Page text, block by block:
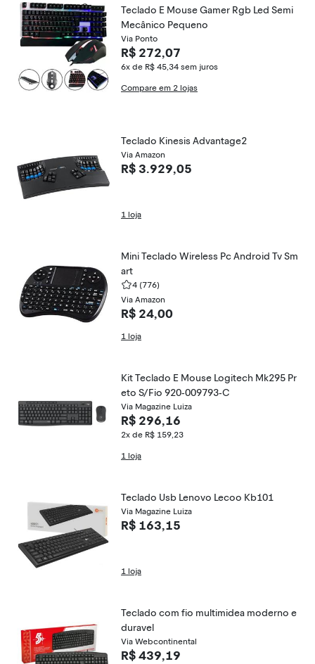
Teclado E Mouse Gamer Rgb Led Semi
Mecânico Pequeno
Via Ponto
R$ 272,07
6x de R$ 45,34 sem juros
Compare em 2 lojas
Teclado Kinesis Advantage2
Via Amazon
R$ 3.929,05
1 loja
Mini Teclado Wireless Pc Android Tv Sm
art
4 (776)
Via Amazon
R$ 24,00
1 loja
Kit Teclado E Mouse Logitech Mk295 Pr
eto S/Fio 920-009793-C
Via Magazine Luiza
R$ 296,16
2x de R$ 159,23
1 loja
Teclado Usb Lenovo Lecoo Kb101
Via Magazine Luiza
R$ 163,15
1 loja
Teclado com fio multimidea moderno e
duravel
Via Webcontinental
R$ 439,19